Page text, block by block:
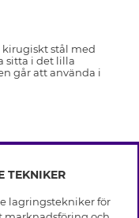
stål med
sitta i det lilla
går att använda i
TEKNIKER
lagringstekniker för